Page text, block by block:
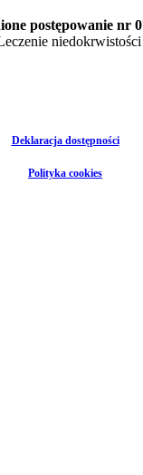
postępowanie nr
Deklaracja dostępności
Polityka cookies